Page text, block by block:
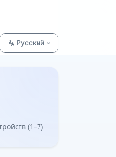
Русский
(1–7)